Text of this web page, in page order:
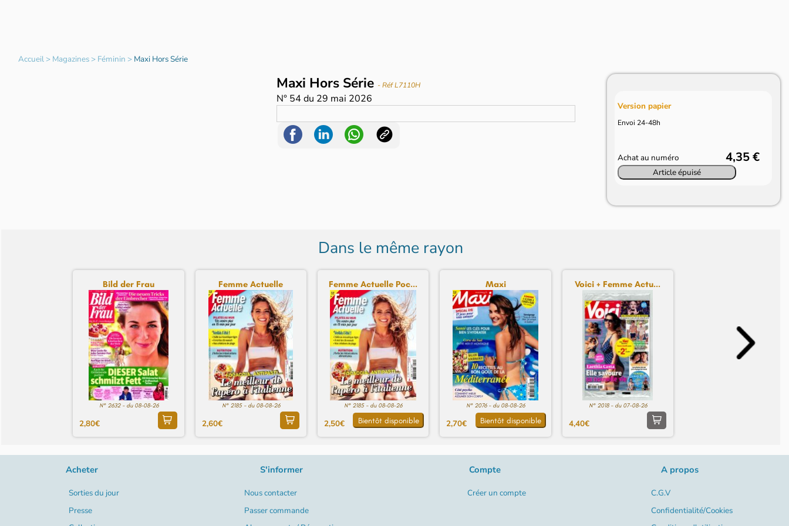
Accueil> Magazines> Féminin > Maxi Hors Série
Maxi Hors Série - Réf L7110H
N° 54 du 29 mai 2026
Version papier
Envoi 24-48h
Achat au numéro 4,35 €
Article épuisé
Dans le même rayon
Bild der Frau
N° 2632 - du 08-08-26
2,80€
Femme Actuelle
N° 2185 - du 08-08-26
2,60€
Femme Actuelle Poc...
N° 2185 - du 08-08-26
2,50€ Bientôt disponible
Maxi
N° 2076 - du 08-08-26
2,70€ Bientôt disponible
Voici + Femme Actu...
N° 2018 - du 07-08-26
4,40€
Acheter
Sorties du jour
Presse
S'informer
Nous contacter
Passer commande
Compte
Créer un compte
A propos
C.G.V
Confidentialité/Cookies